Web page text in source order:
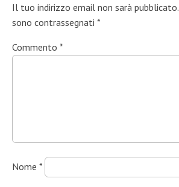
Il tuo indirizzo email non sarà pubblicato.
sono contrassegnati *
Commento *
Nome *